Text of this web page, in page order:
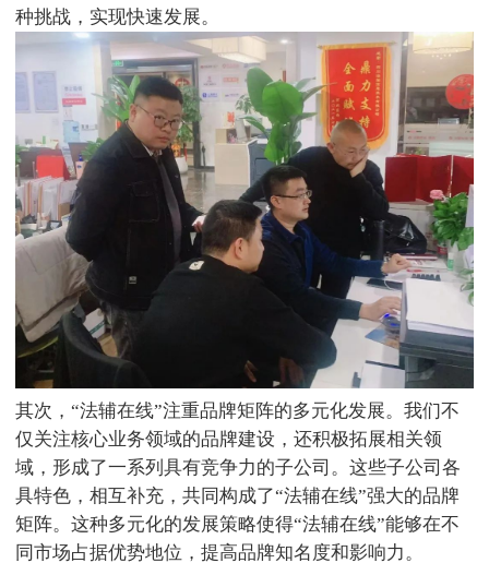
种挑战，实现快速发展。
其次，“法辅在线”注重品牌矩阵的多元化发展。我们不
仅关注核心业务领域的品牌建设，还积极拓展相关领
域，形成了一系列具有竞争力的子公司。这些子公司各
具特色，相互补充，共同构成了“法辅在线”强大的品牌
矩阵。这种多元化的发展策略使得“法辅在线”能够在不
同市场占据优势地位，提高品牌知名度和影响力。